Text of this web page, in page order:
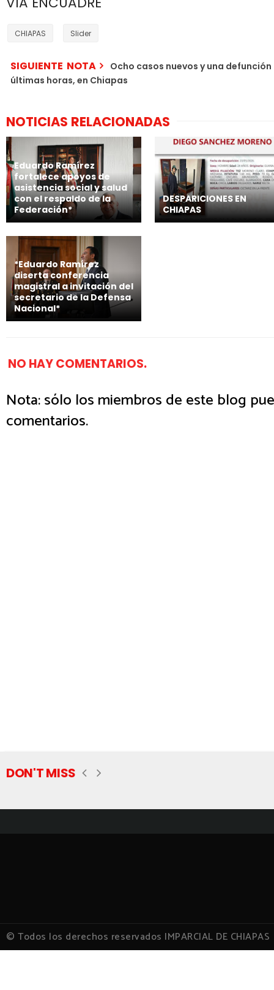
CHIAPAS Slider
SIGUIENTE NOTA
Ocho casos nuevos y una defunción
últimas horas, en Chiapas
NOTICIAS RELACIONADAS
Eduardo Ramírez
fortalece apoyos de
asistencia social y salud
con el respaldo de la
Federación*
DESPARICIONES EN
CHIAPAS
*Eduardo Ramírez
diserta conferencia
magistral a invitación del
secretario de la Defensa
Nacional*
NO HAY COMENTARIOS.
Nota: sólo los miembros de este blog
comentarios.
DON'T MISS
© Todos los derechos reservados IMPARCIAL DE CHIAPAS